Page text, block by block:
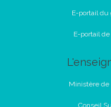
E-portail du
E-portail
Ministère
Conseil